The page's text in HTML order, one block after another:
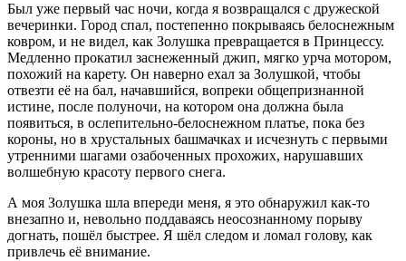
Был уже первый час ночи, когда я возвращался с дружеской
вечеринки. Город спал, постепенно покрываясь белоснежным
ковром, и не видел, как Золушка превращается в Принцессу.
Медленно прокатил заснеженный джип, мягко урча мотором,
похожий на карету. Он наверно ехал за Золушкой, чтобы
отвезти её на бал, начавшийся, вопреки общепризнанной
истине, после полуночи, на котором она должна была
появиться, в ослепительно-белоснежном платье, пока без
короны, но в хрустальных башмачках и исчезнуть с первыми
утренними шагами озабоченных прохожих, нарушавших
волшебную красоту первого снега.
А моя Золушка шла впереди меня, я это обнаружил как-то
внезапно и, невольно поддаваясь неосознанному порыву
догнать, пошёл быстрее. Я шёл следом и ломал голову, как
привлечь её внимание.